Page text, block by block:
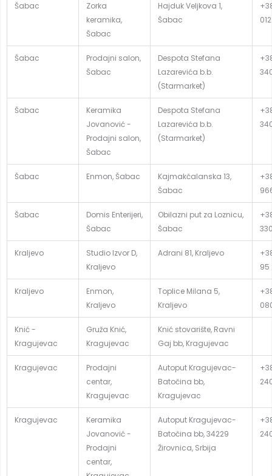
Šabac
Zorka
keramika,
Šabac
Hajduk Veljkova 1,
Šabac
012
Šabac
Prodajni salon,
Šabac
Despota Stefana
Lazarevića b.b.
(Starmarket)
Šabac
Keramika
Jovanović -
Prodajni salon,
Šabac
Despota Stefana
Lazarevića b.b.
(Starmarket)
Šabac Enmon, Šabac
Kajmakčalanska 13,
Šabac
Šabac
Domis Enterijeri,
Šabac
Obilazni put za Loznicu,
Šabac
Kraljevo
Studio Izvor D,
Kraljevo
Adrani 81, Kraljevo
95
Kraljevo
Enmon,
Kraljevo
Toplice Milana 5,
Kraljevo
Knić -
Kragujevac
Gruža Knić,
Kragujevac
Knić stovarište, Ravni
Gaj bb, Kragujevac
Kragujevac
Prodajni
centar,
Kragujevac
Autoput Kragujevac-
Batočina bb,
Kragujevac
Kragujevac
Keramika
Jovanović -
Prodajni
centar,
Autoput Kragujevac-
Batočina bb, 34229
Žirovnica, Srbija